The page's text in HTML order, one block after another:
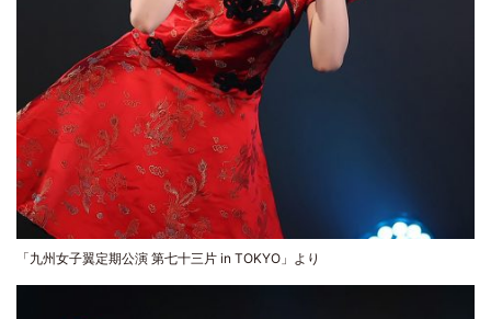
「九州女子翼定期公演 第七十三片 in TOKYO」より